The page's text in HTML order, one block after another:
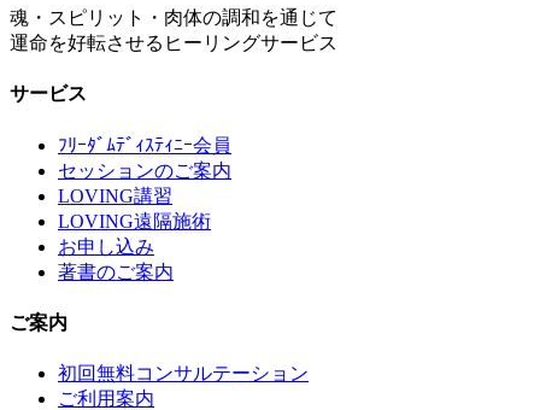
の
ー
魂・スピリット・肉体の調和を通じて
運命を好転させるヒーリングサービス
サービス
ﾌﾘｰﾀﾞﾑﾃﾞｨｽﾃｨﾆｰ会員
セッションのご案内
LOVING講習
LOVING遠隔施術
お申し込み
著書のご案内
ご案内
初回無料コンサルテーション
ご利用案内